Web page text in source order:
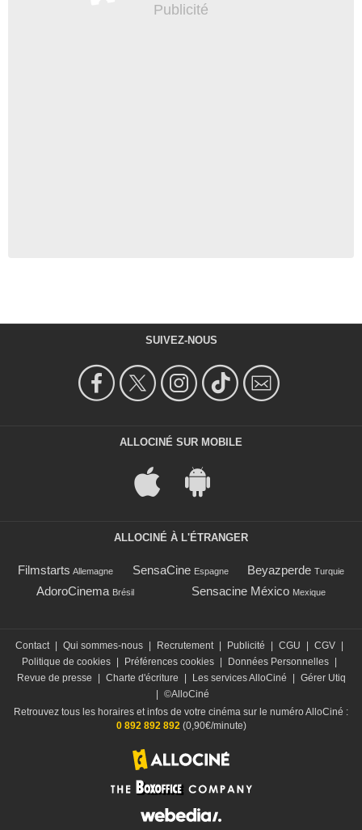
SUIVEZ-NOUS
ALLOCINÉ SUR MOBILE
ALLOCINÉ À L'ÉTRANGER
Filmstarts Allemagne SensaCine Espagne Beyazperde Turquie
AdoroCinema Brésil Sensacine México Mexique
Contact Qui sommes-nous Recrutement Publicité CGU CGV
Politique de cookies
Préférences cookies Données Personnelles
Revue de presse
Charte d'écriture Les services AlloCiné
Gérer Utiq
©AlloCiné
Retrouvez tous les horaires et infos de votre cinéma sur le numéro AlloCiné :
0 892 892 892(0,90€/minute)